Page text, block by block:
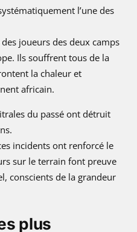
l’une des
joueurs des deux camps
Ils souffrent tous de la
la chaleur et
africain.
du passé ont détruit
incidents ont renforcé le
sur le terrain font preuve
conscients de la grandeur
plus